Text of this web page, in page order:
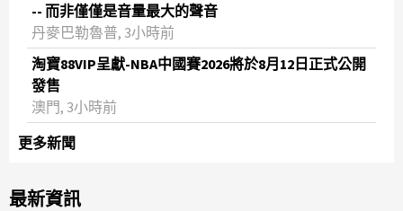
-- 而非僅僅是音量最大的聲音
丹麥巴勒魯普, 3小時前
淘寶88VIP呈獻-NBA中國賽2026將於8月12日正式公開
發售
澳門, 3小時前
更多新聞
最新資訊